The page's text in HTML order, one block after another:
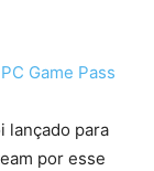
Game Pass
lançado para
por esse